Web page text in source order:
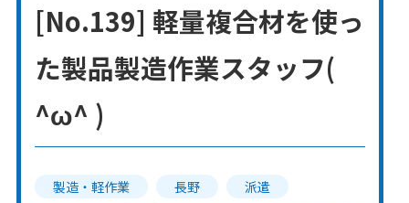
[No.139] 軽量複合材を使っ
た製品製造作業スタッフ(
^ω^ )
製造・軽作業 長野
派遣